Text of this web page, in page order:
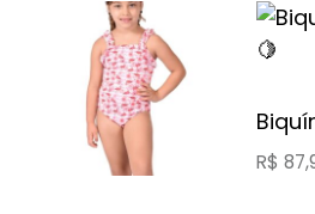
produto
várias
variantes.
R$
Este
As